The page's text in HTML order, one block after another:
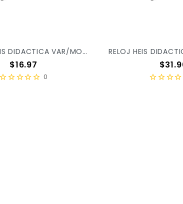
LOTERIA HEIS DIDACTICA VAR/MOD C/10 TABLAS
Precio
$16.97
0